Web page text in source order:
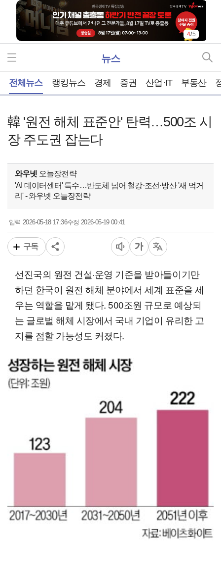
4/5
뉴스
전체뉴스 랭킹뉴스 경제 증권 산업·IT 부동산
韓 '원전 해체 표준안' 탄력…500조 시
장 주도권 잡는다
와우넷 오늘장전략
'AI 데이터센터' 특수…반도체 넘어 철강·조선·방산 '새 먹거
리' - 와우넷 오늘장전략
입력2026-05-18 17:36수정 2026-05-19 00:41
구독
선진국의 원전 건설·운영 기준을 받아들이기만
하던 한국이 원전 해체 분야에서 세계 표준을 세
우는 역할을 맡게 됐다. 500조원 규모로 예상되
는 글로벌 해체 시장에서 국내 기업이 유리한 고
지를 점할 가능성도 커졌다.